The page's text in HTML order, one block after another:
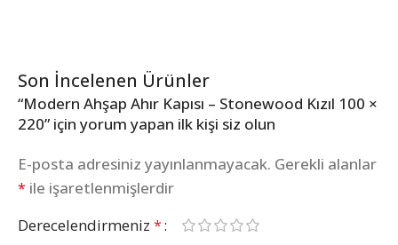
Son İncelenen Ürünler
“Modern Ahşap Ahır Kapısı – Stonewood Kızıl 100 ×
220” için yorum yapan ilk kişi siz olun
E-posta adresiniz yayınlanmayacak. Gerekli alanlar
* ile işaretlenmişlerdir
Derecelendirmeniz *